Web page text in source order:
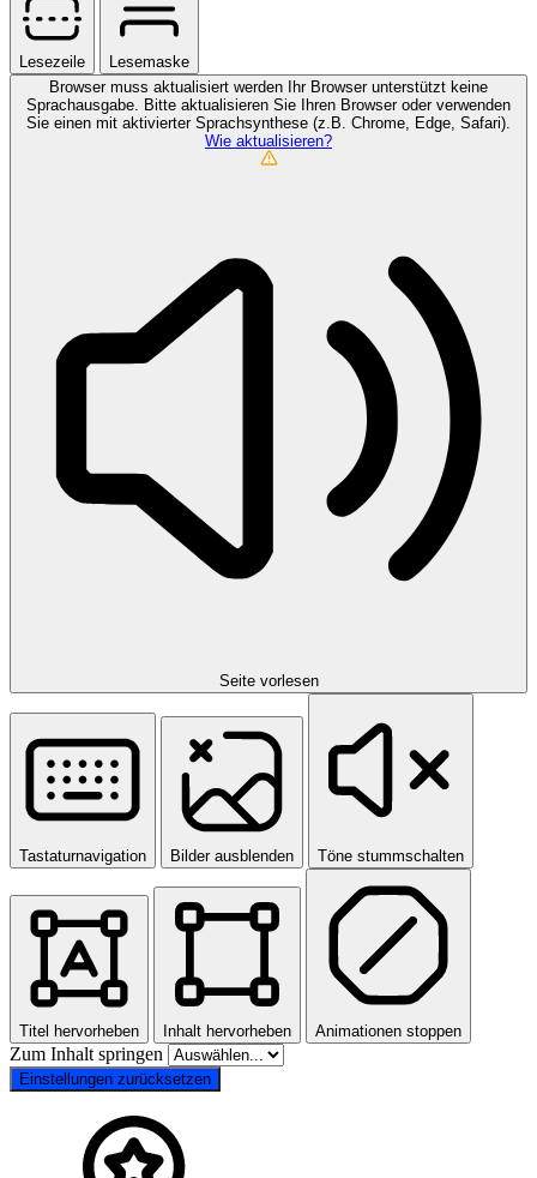
Lesezeile
Lesemaske
Browser muss aktualisiert werden
Ihr Browser unterstützt keine
Sprachausgabe. Bitte aktualisieren Sie Ihren Browser oder verwenden
Sie einen mit aktivierter Sprachsynthese (z.B. Chrome, Edge, Safari).
Wie aktualisieren?
Seite vorlesen
Tastaturnavigation Bilder ausblenden Töne stummschalten
Titel hervorheben Inhalt hervorheben Animationen stoppen
Zum Inhalt springen
Einstellungen zurücksetzen